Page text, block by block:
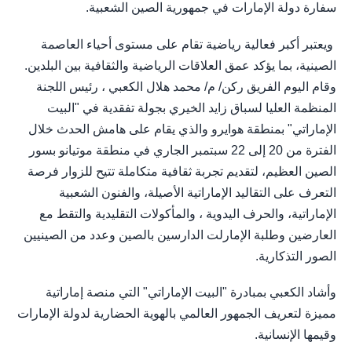
سفارة دولة الإمارات في جمهورية الصين الشعبية.
ويعتبر أكبر فعالية رياضية تقام على مستوى أحياء العاصمة
الصينية، بما يؤكد عمق العلاقات الرياضية والثقافية بين البلدين.
وقام اليوم الفريق ركن/ م/ محمد هلال الكعبي ، رئيس اللجنة
المنظمة العليا لسباق زايد الخيري بجولة تفقدية في "البيت
الإماراتي" بمنطقة هوايرو والذي يقام على هامش الحدث خلال
الفترة من 20 إلى 22 سبتمبر الجاري في منطقة موتيانو بسور
الصين العظيم، لتقديم تجربة ثقافية متكاملة تتيح للزوار فرصة
التعرف على التقاليد الإماراتية الأصيلة، والفنون الشعبية
الإماراتية، والحرف اليدوية ، والمأكولات التقليدية والتقط مع
العارضين وطلبة الإمارلت الدارسين بالصين وعدد من الصينيين
الصور التذكارية.
وأشاد الكعبي بمبادرة "البيت الإماراتي" التي منصة إماراتية
مميزة لتعريف الجمهور العالمي بالهوية الحضارية لدولة الإمارات
وقيمها الإنسانية.